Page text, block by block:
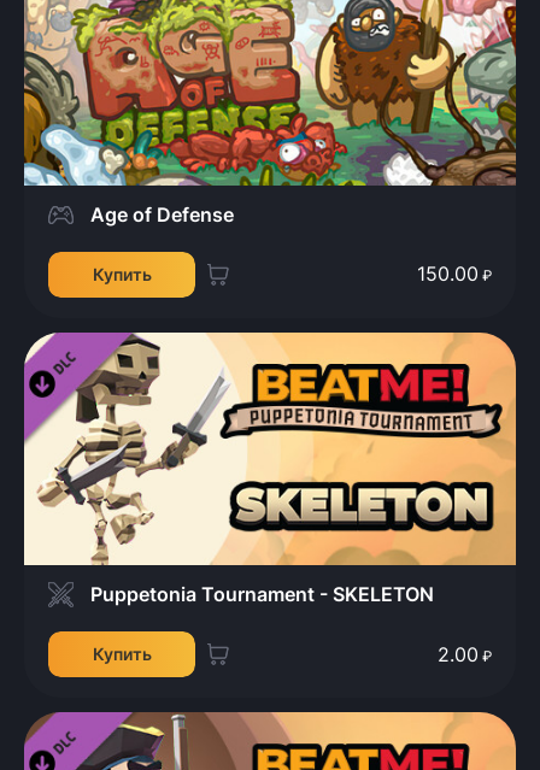
Age of Defense
Купить 150.00 ₽
Puppetonia Tournament - SKELETON
Купить 2.00 ₽